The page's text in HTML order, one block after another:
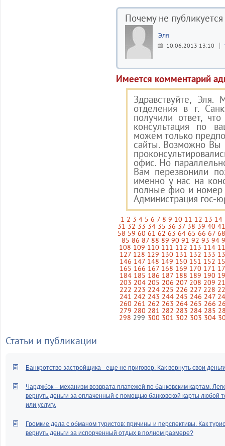
Почему не
Эля
10.06.2013 13:10
Имеется комментарий
Здравствуйте,
отделения в г.
получили ответ,
консультация по
можем только
сайты. Возможно Вы
офис. Но
Вам перезвонили
именно у нас на
полные фио и номер
Администрация гос-
1 2 3 4 5 6 7 8 9 10 11 12 13 14
31 32 33 34 35 36 37 38 39 40
58 59 60 61 62 63 64 65 66 67 68
85 86 87 88 89 90 91 92 93 94
108 109 110 111 112 113 114
127 128 129 130 131 132 133
146 147 148 149 150 151 152
165 166 167 168 169 170 171
184 185 186 187 188 189 190
203 204 205 206 207 208 209
222 223 224 225 226 227 228
241 242 243 244 245 246 247
260 261 262 263 264 265 266
279 280 281 282 283 284 285
298 299 300 301 302 303 304
Статьи и публикации
Банкротство застройщика - еще не приговор. Как вернуть свои
Чарджбэк – механизм возврата платежей по банковским картам.
вернуть деньги за оплаченный с помощью банковской карты любой
или услугу.
Громкие дела с обманом туристов: причины и перспективы. Как
вернуть деньги за испорченный отдых в полном размере?